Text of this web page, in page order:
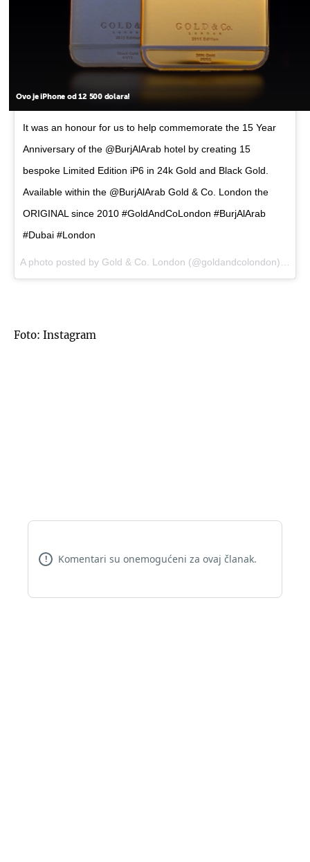
Ovo je iPhone od 12 500 dolara!
It was an honour for us to help commemorate the 15 Year
Anniversary of the @BurjAlArab hotel by creating 15
bespoke Limited Edition iP6 in 24k Gold and Black Gold.
Available within the @BurjAlArab Gold & Co. London the
ORIGINAL since 2010 #GoldAndCoLondon #BurjAlArab
#Dubai #London
Foto: Instagram
! Komentari su onemogućeni za ovaj članak.